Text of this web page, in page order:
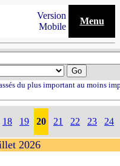
Version
Mobile
Menu
du plus important au moins
18 19 20 21 22 23 24
2026